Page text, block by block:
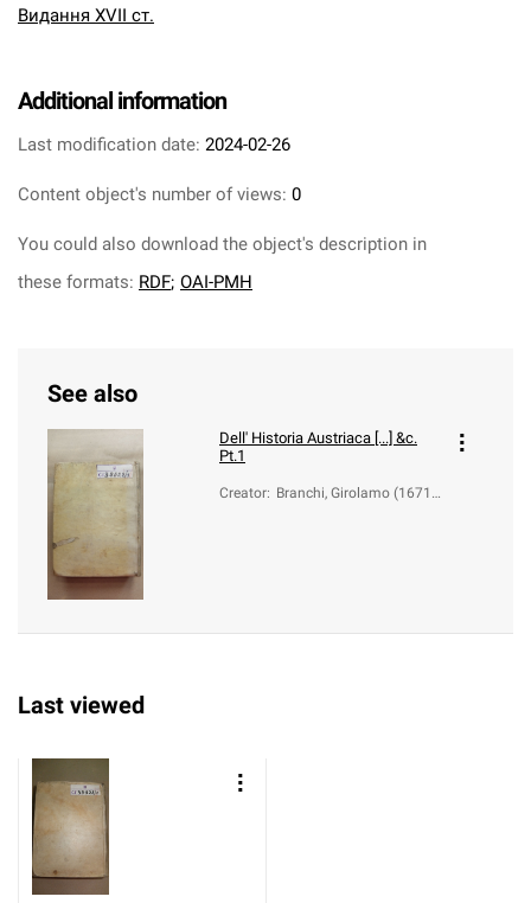
Видання XVII ст.
Additional information
Last modification date: 2024-02-26
Content object's number of views: 0
You could also download the object's description in
these formats: RDF; OAI-PMH
See also
Dell' Historia Austriaca [...] &c.
Pt.1
Creator: Branchi, Girolamo (1671-
Last viewed